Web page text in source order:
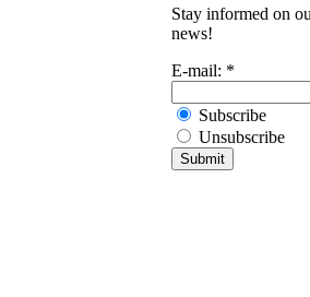
Stay informed on
news!
E-mail: *
Subscribe
Unsubscribe